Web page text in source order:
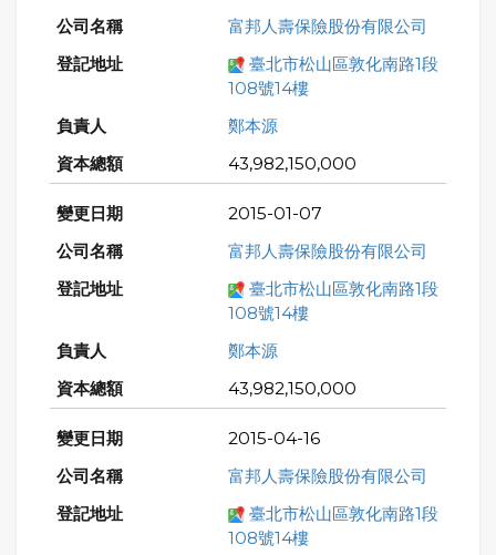
富邦人壽保險股份有限公司
臺北市松山區敦化南路1段
108號14樓
鄭本源
43,982,150,000
2015-01-07
富邦人壽保險股份有限公司
臺北市松山區敦化南路1段
108號14樓
鄭本源
43,982,150,000
2015-04-16
富邦人壽保險股份有限公司
臺北市松山區敦化南路1段
108號14樓